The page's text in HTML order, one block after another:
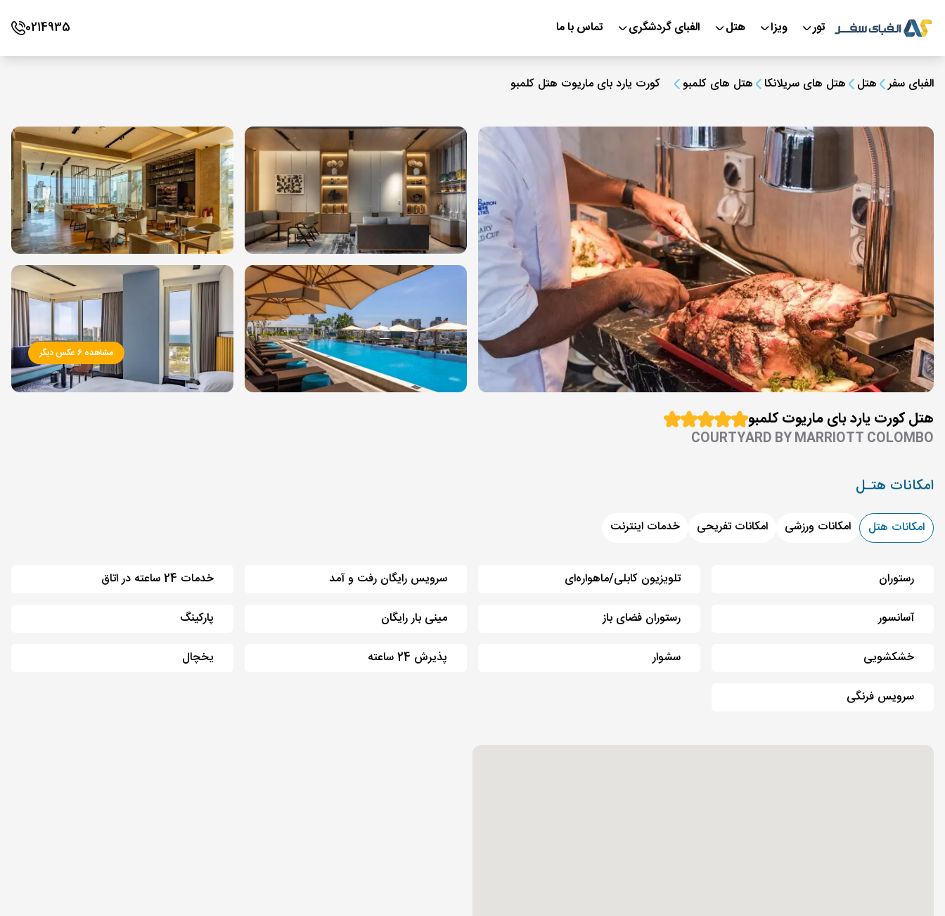
تور ویزا هتل الفبای گردشگری تماس با ما 0214935
الفبای سفر هتل هتل های سریلانکا هتل های کلمبو کورت یارد بای ماریوت هتل کلمبو
مشاهده 6 عکس دیگر
هتل کورت یارد بای ماریوت کلمبو
COURTYARD BY MARRIOTT COLOMBO
امکانات هتـل
امکانات هتل امکانات ورزشی امکانات تفریحی خدمات اینترنت
رستوران تلویزیون کابلی/ماهواره‌ای سرویس رایگان رفت و آمد خدمات 24 ساعته در اتاق
آسانسور رستوران فضای باز مینی بار رایگان پارکینگ
خشکشویی سشوار پذیرش 24 ساعته یخچال
سرویس فرنگی